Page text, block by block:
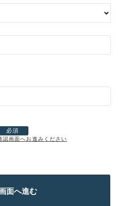
必須
認画面へお進みください